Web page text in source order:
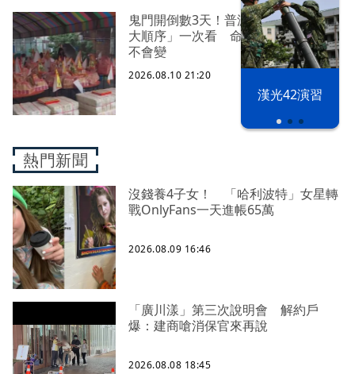
漢光42演習
鬼門開倒數3天！普渡燒金、銀紙「9
大順序」一次看 命理師曝「1原則」
不會變
2026.08.10 21:20
熱門新聞
沒錢養4子女！ 「哈利波特」女星轉
戰OnlyFans一天進帳65萬
2026.08.09 16:46
「廣川漾」第三次說明會 解約戶
爆：建商嗆消保官來再說
2026.08.08 18:45